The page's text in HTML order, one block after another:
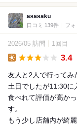
asasaku
口コミ 139件 フォ
2026/05 訪問 1回目
3.4
友人と2人で行ってみ
土日でしたが11:30に
食べれて評価が高か
す。
もう少し店舗内が綺